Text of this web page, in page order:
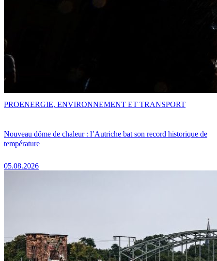
Nouveau dôme de chaleur : l’Autriche bat son record historique de
température
05.08.2026
PROENERGIE, ENVIRONNEMENT ET TRANSPORT